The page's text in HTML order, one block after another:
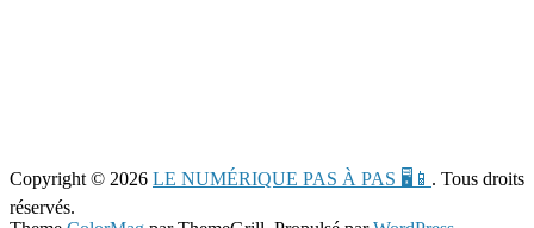
Copyright © 2026 LE NUMÉRIQUE PAS À PAS 🖥️📱 . Tous droits
réservés.